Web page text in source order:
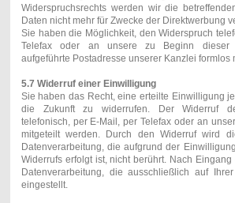
Widerspruchsrechts werden wir die
Daten nicht mehr für Zwecke der Direktwerbung
Sie haben die Möglichkeit, den Widerspruch
Telefax oder an unsere zu Beginn dieser
aufgeführte Postadresse unserer Kanzlei formlos
5.7 Widerruf einer Einwilligung
Sie haben das Recht, eine erteilte Einwilligung
die Zukunft zu widerrufen. Der Widerruf
telefonisch, per E-Mail, per Telefax oder an
mitgeteilt werden. Durch den Widerruf wird
Datenverarbeitung, die aufgrund der
Widerrufs erfolgt ist, nicht berührt. Nach
Datenverarbeitung, die ausschließlich auf
eingestellt.